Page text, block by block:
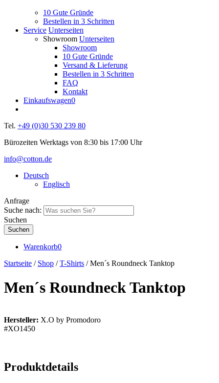
10 Gute Gründe
Bestellen in 3 Schritten
Service Unterseiten
Showroom Unterseiten
Showroom
10 Gute Gründe
Versand & Lieferung
Bestellen in 3 Schritten
FAQ
Kontakt
Einkaufswagen0
Tel. +49 (0)30 530 239 80
Bürozeiten Werktags von 8:30 bis 17:00 Uhr
info@cotton.de
Deutsch
Englisch
Anfrage
Suche nach:
Suchen
Warenkorb0
Startseite / Shop /T-Shirts / Men´s Roundneck Tanktop
Men´s Roundneck Tanktop
Hersteller: X.O by Promodoro
#XO1450
Produktdetails